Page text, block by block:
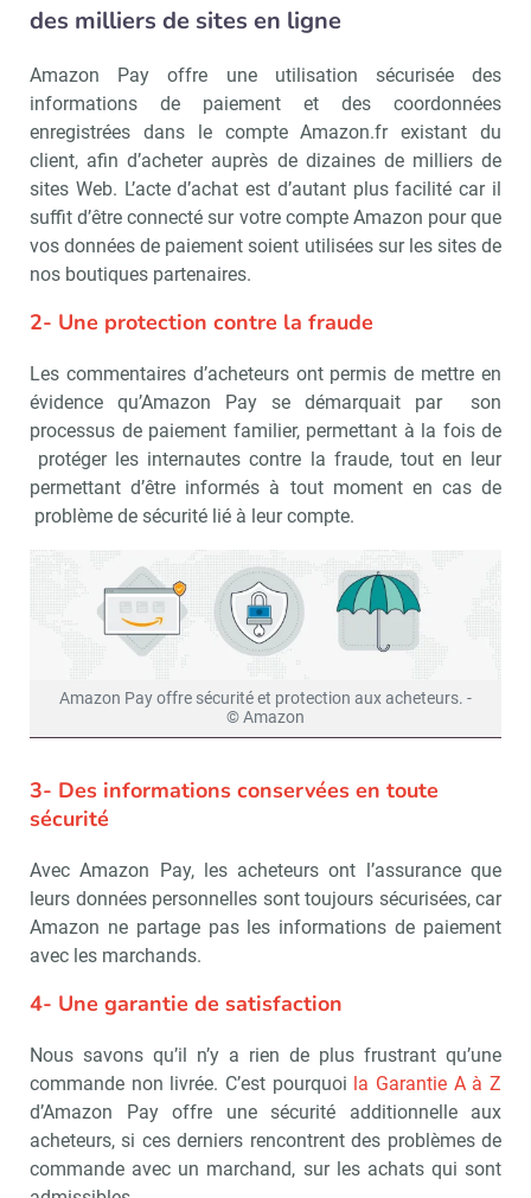
des milliers de sites en ligne
Amazon Pay offre une utilisation sécurisée des
informations de paiement et des coordonnées
enregistrées dans le compte Amazon.fr existant du
client, afin d’acheter auprès de dizaines de milliers de
sites Web. L’acte d’achat est d’autant plus facilité car il
suffit d’être connecté sur votre compte Amazon pour que
vos données de paiement soient utilisées sur les sites de
nos boutiques partenaires.
2- Une protection contre la fraude
Les commentaires d’acheteurs ont permis de mettre en
évidence qu’Amazon Pay se démarquait par son
processus de paiement familier, permettant à la fois de
protéger les internautes contre la fraude, tout en leur
permettant d’être informés à tout moment en cas de
problème de sécurité lié à leur compte.
Amazon Pay offre sécurité et protection aux acheteurs. -
© Amazon
3- Des informations conservées en toute
sécurité
Avec Amazon Pay, les acheteurs ont l’assurance que
leurs données personnelles sont toujours sécurisées, car
Amazon ne partage pas les informations de paiement
avec les marchands.
4- Une garantie de satisfaction
Nous savons qu’il n’y a rien de plus frustrant qu’une
commande non livrée. C’est pourquoi la Garantie A à Z
d’Amazon Pay offre une sécurité additionnelle aux
acheteurs, si ces derniers rencontrent des problèmes de
commande avec un marchand, sur les achats qui sont